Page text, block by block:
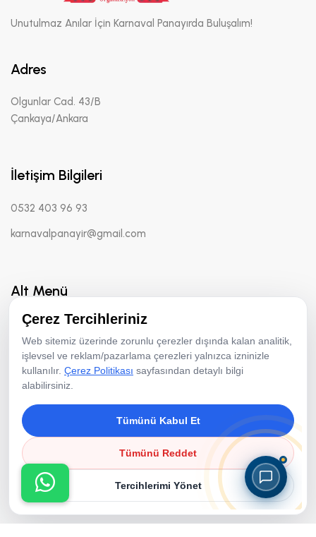
Unutulmaz Anılar İçin Karnaval Panayırda Buluşalım!
Adres
Olgunlar Cad. 43/B
Çankaya/Ankara
İletişim Bilgileri
0532 403 96 93
karnavalpanayir@gmail.com
Alt Menü
Hakkımızda
Hizmetler
Fotoğraf Aktiviteleri
Ekipman Kiralama
Resimler
Referanslar
Bloglar
Çerez Tercihleriniz
Web sitemiz üzerinde zorunlu çerezler dışında kalan analitik,
işlevsel ve reklam/pazarlama çerezleri yalnızca izninizle
kullanılır. Çerez Politikası sayfasından detaylı bilgi
alabilirsiniz.
Tümünü Kabul Et
Tümünü Reddet
Tercihlerimi Yönet